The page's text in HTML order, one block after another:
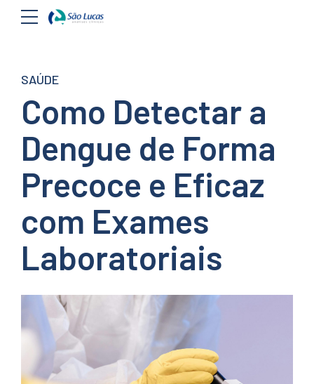
SAÚDE
Como Detectar a
Dengue de Forma
Precoce e Eficaz
com Exames
Laboratoriais